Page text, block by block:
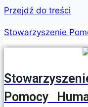
Przejdź do treści
Stowarzyszenie
Pomocy